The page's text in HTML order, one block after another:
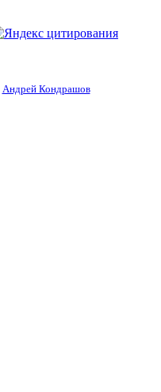
Андрей Кондрашов